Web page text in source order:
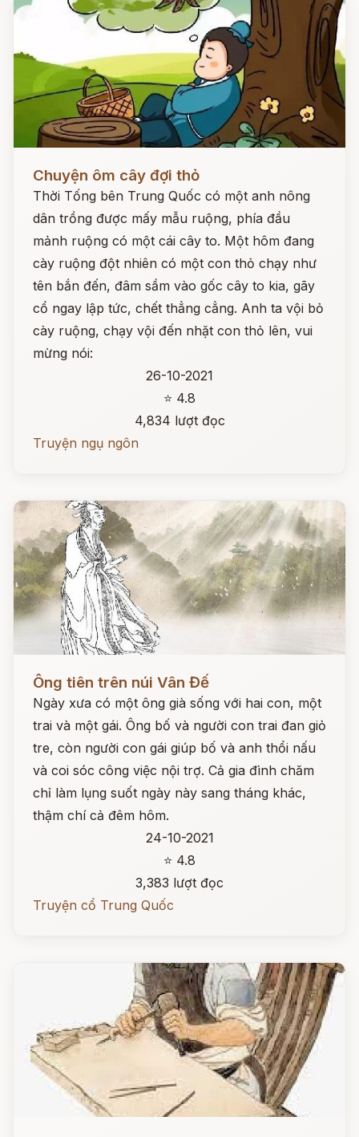
Chuyện ôm cây đợi thỏ
Thời Tống bên Trung Quốc có một anh nông
dân trồng được mấy mẫu ruộng, phía đầu
mảnh ruộng có một cái cây to. Một hôm đang
cày ruộng đột nhiên có một con thỏ chạy như
tên bắn đến, đâm sầm vào gốc cây to kia, gãy
cổ ngay lập tức, chết thẳng cẳng. Anh ta vội bỏ
cày ruộng, chạy vội đến nhặt con thỏ lên, vui
mừng nói:
26-10-2021
⭐ 4.8
4,834 lượt đọc
Truyện ngụ ngôn
Đọc ngay
Ông tiên trên núi Vân Đế
Ngày xưa có một ông già sống với hai con, một
trai và một gái. Ông bố và người con trai đan giỏ
tre, còn người con gái giúp bố và anh thổi nấu
và coi sóc công việc nội trợ. Cả gia đình chăm
chỉ làm lụng suốt ngày này sang tháng khác,
thậm chí cả đêm hôm.
24-10-2021
⭐ 4.8
3,383 lượt đọc
Truyện cổ Trung Quốc